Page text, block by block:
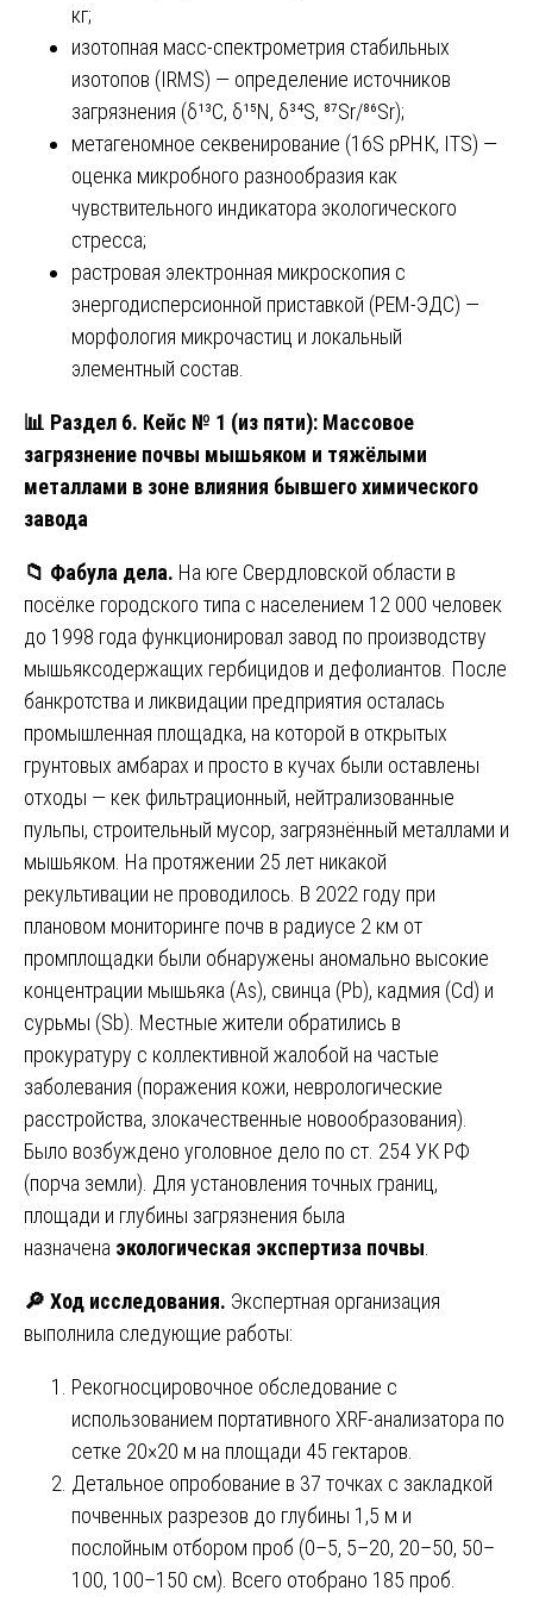
кг;
изотопная масс-спектрометрия стабильных
изотопов (IRMS) — определение источников
загрязнения (δ¹³C, δ¹⁵N, δ³⁴S, ⁸⁷Sr/⁸⁶Sr);
метагеномное секвенирование (16S рРНК, ITS) —
оценка микробного разнообразия как
чувствительного индикатора экологического
стресса;
растровая электронная микроскопия с
энергодисперсионной приставкой (РЕМ-ЭДС) —
морфология микрочастиц и локальный
элементный состав.
📊 Раздел 6. Кейс № 1 (из пяти): Массовое
загрязнение почвы мышьяком и тяжёлыми
металлами в зоне влияния бывшего химического
завода
📁 Фабула дела. На юге Свердловской области в
посёлке городского типа с населением 12 000 человек
до 1998 года функционировал завод по производству
мышьяксодержащих гербицидов и дефолиантов. После
банкротства и ликвидации предприятия осталась
промышленная площадка, на которой в открытых
грунтовых амбарах и просто в кучах были оставлены
отходы — кек фильтрационный, нейтрализованные
пульпы, строительный мусор, загрязнённый металлами и
мышьяком. На протяжении 25 лет никакой
рекультивации не проводилось. В 2022 году при
плановом мониторинге почв в радиусе 2 км от
промплощадки были обнаружены аномально высокие
концентрации мышьяка (As), свинца (Pb), кадмия (Cd) и
сурьмы (Sb). Местные жители обратились в
прокуратуру с коллективной жалобой на частые
заболевания (поражения кожи, неврологические
расстройства, злокачественные новообразования).
Было возбуждено уголовное дело по ст. 254 УК РФ
(порча земли). Для установления точных границ,
площади и глубины загрязнения была
назначена экологическая экспертиза почвы
🔎 Ход исследования. Экспертная организация
выполнила следующие работы:
Рекогносцировочное обследование с
использованием портативного XRF-анализатора по
сетке 20×20 м на площади 45 гектаров.
Детальное опробование в 37 точках с закладкой
почвенных разрезов до глубины 1,5 м и
послойным отбором проб (0–5, 5–20, 20–50, 50–
100, 100–150 см). Всего отобрано 185 проб.